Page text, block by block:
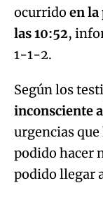
ocurrido en la
las 10:52,
1-1-2.
Según los
inconsciente
urgencias
podido hacer
podido llegar